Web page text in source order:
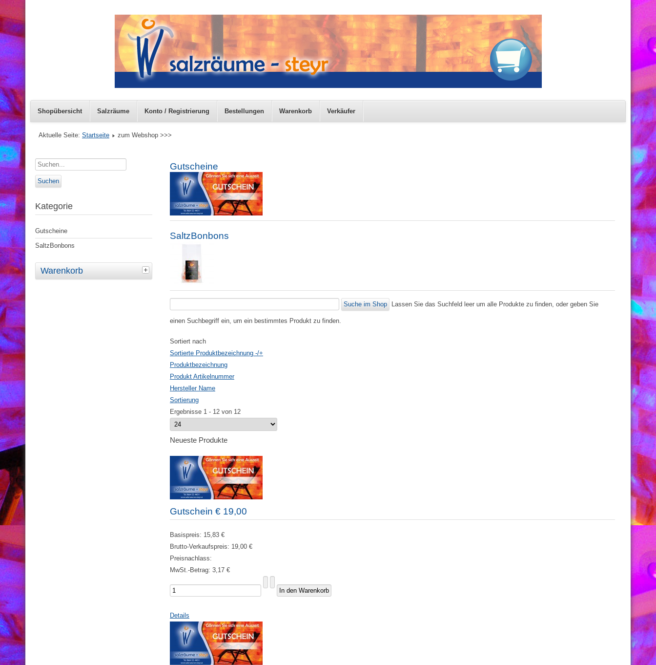
Shopübersicht Salzräume Konto / Registrierung Bestellungen Warenkorb Verkäufer
Aktuelle Seite: Startseite zum Webshop >>>
Kategorie
Gutscheine
SaltzBonbons
Warenkorb
Gutscheine
SaltzBonbons
Lassen Sie das Suchfeld leer um alle Produkte zu finden, oder geben Sie
einen Suchbegriff ein, um ein bestimmtes Produkt zu finden.
Sortiert nach
Sortierte Produktbezeichnung -/+
Produktbezeichnung
Produkt Artikelnummer
Hersteller Name
Sortierung
Ergebnisse 1 - 12 von 12
Neueste Produkte
Gutschein € 19,00
Basispreis: 15,83 €
Brutto-Verkaufspreis: 19,00 €
Preisnachlass:
MwSt.-Betrag: 3,17 €
Details